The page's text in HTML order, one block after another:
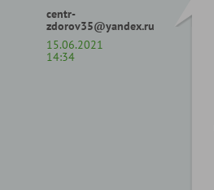
centr-
zdorov35@yandex.ru
15.06.2021
14:34